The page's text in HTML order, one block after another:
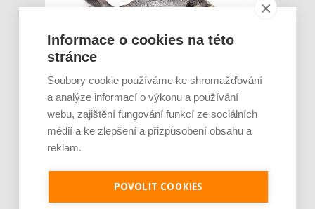
Dlouhotrvající vysoké teploty, které v létě
panují, přímo vyzívají k odlehčení jídelníčku.
V horkých dnech přijde vhod zejména
jídelníčku jsou ale i ryby. Ne každý má však
Informace o cookies na této
stránce
Soubory cookie používáme ke shromažďování
a analýze informací o výkonu a používání
webu, zajištění fungování funkcí ze sociálních
médií a ke zlepšení a přizpůsobení obsahu a
reklam.
POVOLIT COOKIES